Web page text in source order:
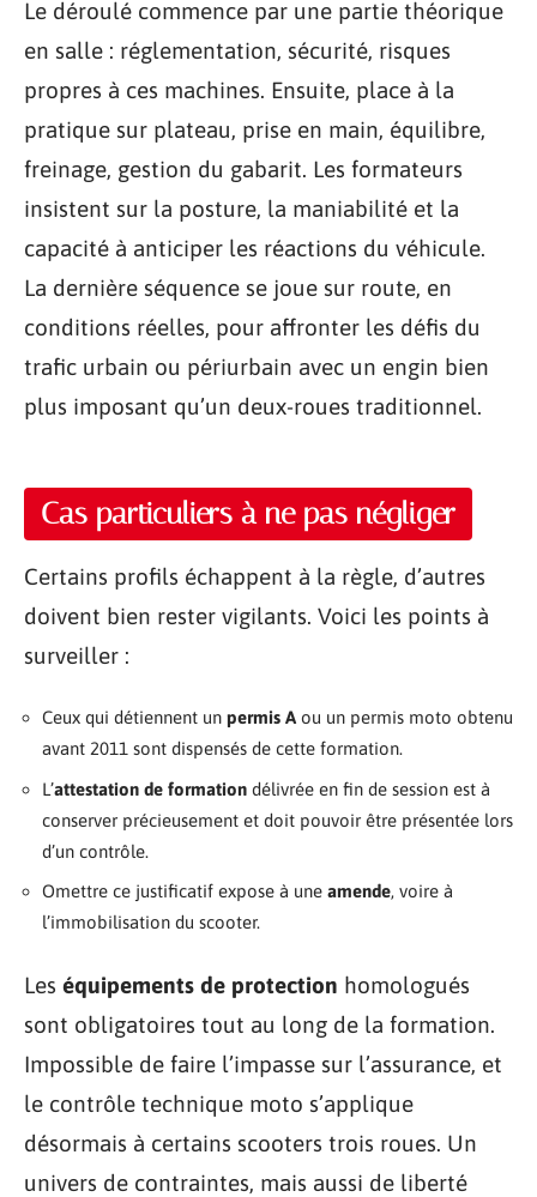
Le déroulé commence par une partie théorique
en salle : réglementation, sécurité, risques
propres à ces machines. Ensuite, place à la
pratique sur plateau, prise en main, équilibre,
freinage, gestion du gabarit. Les formateurs
insistent sur la posture, la maniabilité et la
capacité à anticiper les réactions du véhicule.
La dernière séquence se joue sur route, en
conditions réelles, pour affronter les défis du
trafic urbain ou périurbain avec un engin bien
plus imposant qu’un deux-roues traditionnel.
Cas particuliers à ne pas négliger
Certains profils échappent à la règle, d’autres
doivent bien rester vigilants. Voici les points à
surveiller :
Ceux qui détiennent un permis A ou un permis moto obtenu
avant 2011 sont dispensés de cette formation.
L’attestation de formation délivrée en fin de session est à
conserver précieusement et doit pouvoir être présentée lors
d’un contrôle.
Omettre ce justificatif expose à une amende, voire à
l’immobilisation du scooter.
Les équipements de protection homologués
sont obligatoires tout au long de la formation.
Impossible de faire l’impasse sur l’assurance, et
le contrôle technique moto s’applique
désormais à certains scooters trois roues. Un
univers de contraintes, mais aussi de liberté